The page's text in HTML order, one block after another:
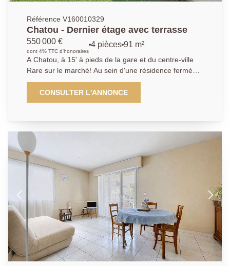
mensuel, le rapport locatif brut est d'environ 6%.
Référence V160010329
Chatou - Dernier étage avec terrasse
550 000 €
dont 4% TTC d'honoraires
4 pièces 91 m²
A Chatou, à 15' à pieds de la gare et du centre-ville
Rare sur le marché! Au sein d'une résidence fermée
et sécurisée, L'Agence Principale vous propose, au
dernier étage avec ascenseur, cet appartement 4
pièces offrant une belle terrasse de 29m² exposée
ainsi que deux chambres, de 22 m² et 11 m². Un
espace bureau vous permettra de travailler depuis
chez vous. L'appartement offre de beaux volumes et
une superbe luminosité. Une cave, une place de
parking privative et un box complètent le bien.
CONSULTER L'ANNONCE